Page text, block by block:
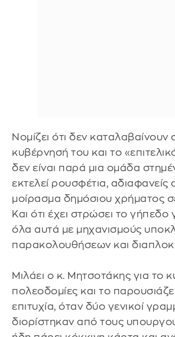
Νομίζει ότι δεν καταλαβαίνουν
κυβέρνησή του και το
δεν είναι παρά μια ομάδα
εκτελεί ρουσφέτια, αδιαφανείς
μοίρασμα δημόσιου χρήματος
Και ότι έχει στρώσει το γήπεδο
όλα αυτά με μηχανισμούς
παρακολουθήσεων και
Μιλάει ο κ. Μητσοτάκης για το
πολεοδομίες και το
επιτυχία, όταν δύο γενικοί
διορίστηκαν από τους